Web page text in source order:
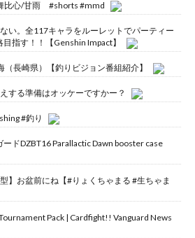
比心/甘雨 #shorts #mmd
ない。全117キャラをルーレットでパーティー
指す！！【Genshin Impact】
長崎県）【釣りビジョン番組紹介】
する準備はオッケーですかー？
#釣り
ドDZBT16 Parallactic Dawn booster case
】お盆前にね【#りょくちゃまる #生ちゃま
Pack | Cardfight!! Vanguard News